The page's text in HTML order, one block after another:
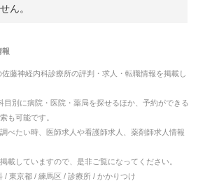
ん。
報
佐藤神経内科診療所の評判・求人・転職情報を掲載し
目別に病院・医院・薬局を探せるほか、予約ができる
も可能です。
べたい時、医師求人や看護師求人、薬剤師求人情報
載していますので、是非ご覧になってください。
/ 東京都 / 練馬区 / 診療所 / かかりつけ